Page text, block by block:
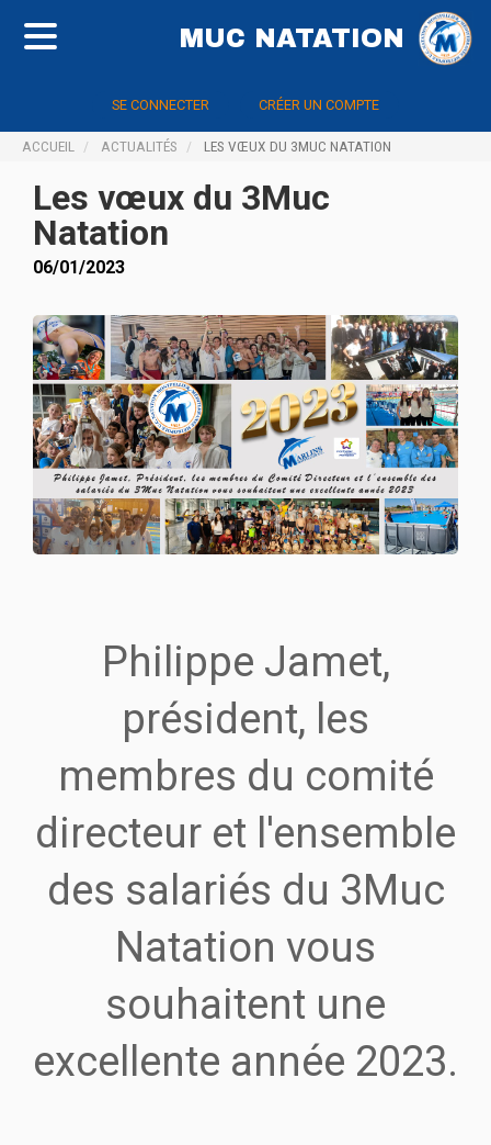
MUC NATATION
SE CONNECTER CRÉER UN COMPTE
ACCUEIL ACTUALITÉS LES VŒUX DU 3MUC NATATION
Les vœux du 3Muc
Natation
06/01/2023
Philippe Jamet,
président, les
membres du comité
directeur et l'ensemble
des salariés du 3Muc
Natation vous
souhaitent une
excellente année 2023.